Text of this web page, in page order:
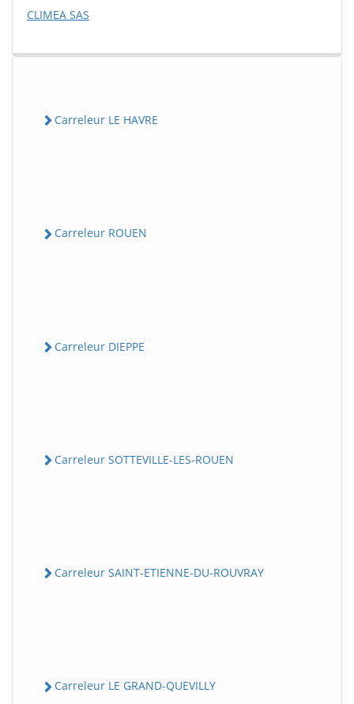
CLIMEA SAS
Carreleur LE HAVRE
Carreleur ROUEN
Carreleur DIEPPE
Carreleur SOTTEVILLE-LES-ROUEN
Carreleur SAINT-ETIENNE-DU-ROUVRAY
Carreleur LE GRAND-QUEVILLY